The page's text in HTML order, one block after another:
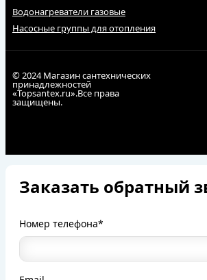
Водонагреватели газовые
Насосные группы для отопления
© 2024 Магазин сантехнических
принадлежностей
«Topsantex.ru».Все права
защищены.
Заказать обратный
Номер телефона*